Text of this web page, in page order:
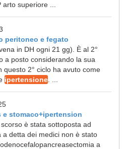
superiore ...
peritoneo e fegato
in DH ogni 21 gg). È al 2°
a posto considerando la sua
questo 2° ciclo ha avuto come
ipertensione
e stomaco+ipertension
è stata sottoposta ad
a detta dei medici non è stato
a